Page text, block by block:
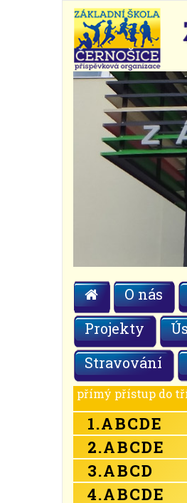
O nás
Projekty
Stravování
přímý přístup do
1.ABCDE
2.ABCDE
3.ABCD
4.ABCDE